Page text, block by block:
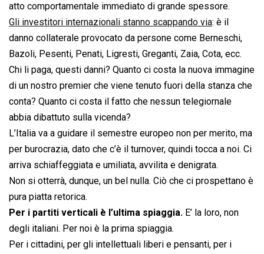
atto comportamentale immediato di grande spessore.
Gli investitori internazionali stanno scappando via: è il
danno collaterale provocato da persone come Berneschi,
Bazoli, Pesenti, Penati, Ligresti, Greganti, Zaia, Cota, ecc.
Chi li paga, questi danni? Quanto ci costa la nuova immagine
di un nostro premier che viene tenuto fuori della stanza che
conta? Quanto ci costa il fatto che nessun telegiornale
abbia dibattuto sulla vicenda?
L’Italia va a guidare il semestre europeo non per merito, ma
per burocrazia, dato che c’è il turnover, quindi tocca a noi. Ci
arriva schiaffeggiata e umiliata, avvilita e denigrata.
Non si otterrà, dunque, un bel nulla. Ciò che ci prospettano è
pura piatta retorica.
Per i partiti verticali è l’ultima spiaggia. E’ la loro, non
degli italiani. Per noi è la prima spiaggia.
Per i cittadini, per gli intellettuali liberi e pensanti, per i